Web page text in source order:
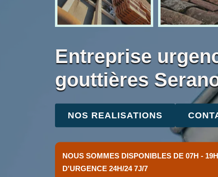
Entreprise
gouttières
NOS REALISATIONS
NOUS SOMMES DISPONIBLES DE 07H -
D'URGENCE 24H/24 7J/7